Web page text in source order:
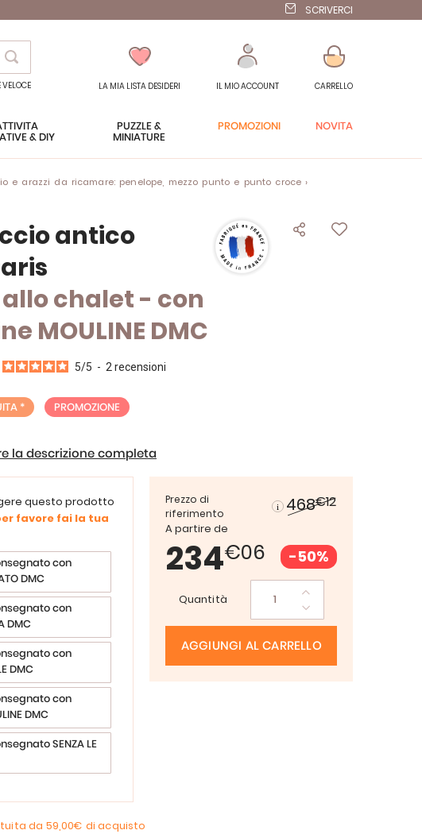
SCRIVERCI
Search
LA MIA LISTA DESIDERI IL MIO ACCOUNT CARRELLO
& DIY
PUZZLE &
MINIATURE
PROMOZIONI NOVITÀ
e arazzi da ricamare: penelope, mezzo punto e punto croce
antico
chalet - con
MOULINE DMC
5/5 - 2 recensioni
* PROMOZIONE
la descrizione completa
questo prodotto
favore fai la tua
con
DMC
con
DMC
con
DMC
con
DMC
SENZA LE
Prezzo di
riferimento
468€12
A partire de
234€06 -50%
Quantità
AGGIUNGI AL CARRELLO
da 59,00€ di acquisto